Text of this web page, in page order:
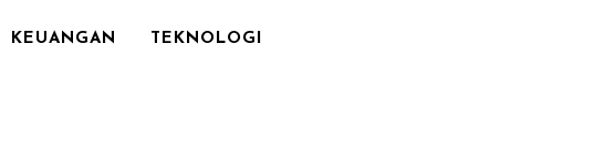
KEUANGAN TEKNOLOGI